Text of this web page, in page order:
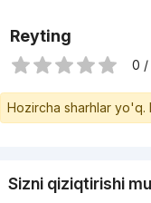
Reyting
0 /
Hozircha sharhlar yo'q.
Sizni qiziqtirishi